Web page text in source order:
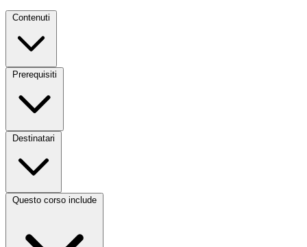
Contenuti
Prerequisiti
Destinatari
Questo corso include